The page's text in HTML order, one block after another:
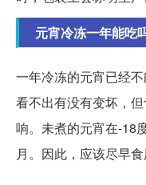
元宵冷冻一年能吃
一年冷冻的元宵已经
看不出有没有变坏，
响。未煮的元宵在-18
月。因此，应该尽早食